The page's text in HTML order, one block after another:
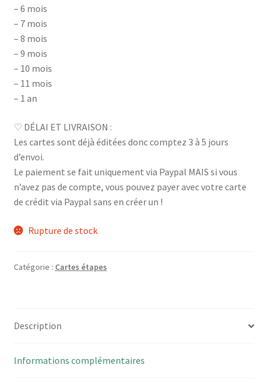
– 6 mois
– 7 mois
– 8 mois
– 9 mois
– 10 mois
– 11 mois
– 1 an
♡ DÉLAI ET LIVRAISON :
Les cartes sont déjà éditées donc comptez 3 à 5 jours
d’envoi.
Le paiement se fait uniquement via Paypal MAIS si vous
n’avez pas de compte, vous pouvez payer avec votre carte
de crédit via Paypal sans en créer un !
Rupture de stock
Catégorie : Cartes étapes
Description
Informations complémentaires